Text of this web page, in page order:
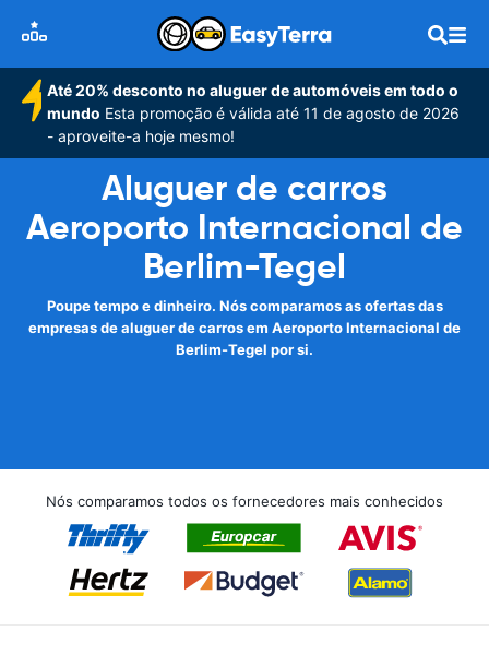
Até 20% desconto no aluguer de automóveis em todo o
mundo Esta promoção é válida até 11 de agosto de 2026
- aproveite-a hoje mesmo!
Aluguer de carros
Aeroporto Internacional de
Berlim-Tegel
Poupe tempo e dinheiro. Nós comparamos as ofertas das
empresas de aluguer de carros em Aeroporto Internacional de
Berlim-Tegel por si.
Nós comparamos todos os fornecedores mais conhecidos